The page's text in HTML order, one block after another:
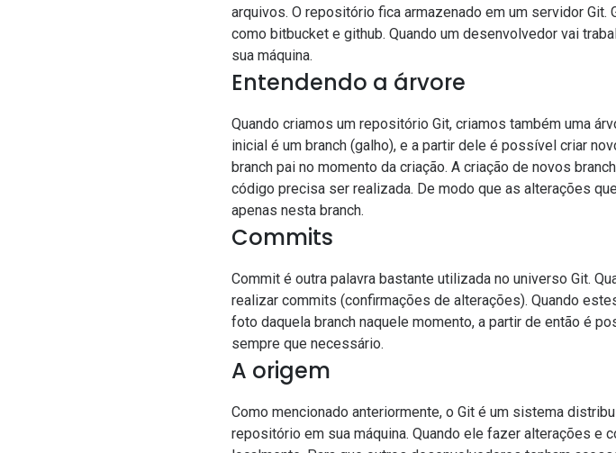
arquivos. O repositório fica armazenado em um servidor
como bitbucket e github. Quando um desenvolvedor vai
sua máquina.
Entendendo a árvore
Quando criamos um repositório Git, criamos também uma
inicial é um branch (galho), e a partir dele é possível criar
branch pai no momento da criação. A criação de novos
código precisa ser realizada. De modo que as alterações
apenas nesta branch.
Commits
Commit é outra palavra bastante utilizada no universo Git.
realizar commits (confirmações de alterações). Quando
foto daquela branch naquele momento, a partir de então é
sempre que necessário.
A origem
Como mencionado anteriormente, o Git é um sistema
repositório em sua máquina. Quando ele fazer alterações